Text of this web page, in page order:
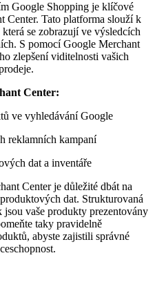
Google Shopping je klíčové
Center. Tato platforma slouží k
se zobrazují ve výsledcích
S pomocí Google Merchant
zlepšení viditelnosti vašich
Center:
ve vyhledávání Google
reklamních kampaní
dat a inventáře
Center je důležité dbát na
dat. Strukturovaná
vaše produkty prezentovány
taky pravidelně
abyste zajistili správné